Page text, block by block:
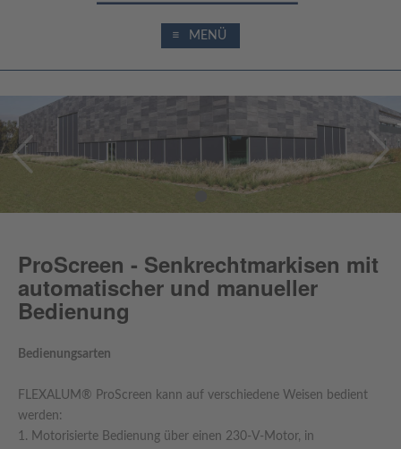
≡ MENÜ
•
ProScreen - Senkrechtmarkisen mit
automatischer und manueller
Bedienung
Bedienungsarten
FLEXALUM® ProScreen kann auf verschiedene Weisen bedient
werden:
1. Motorisierte Bedienung über einen 230-V-Motor, in